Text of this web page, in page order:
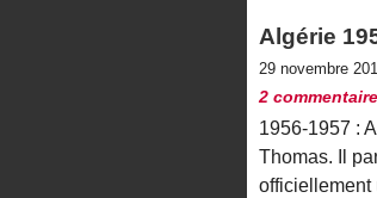
Algérie
29 novembre
2
1956-1957 :
Thomas. Il
officiellement